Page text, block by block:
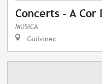
Concerts - A Cor
MUSICA
Guilvinec